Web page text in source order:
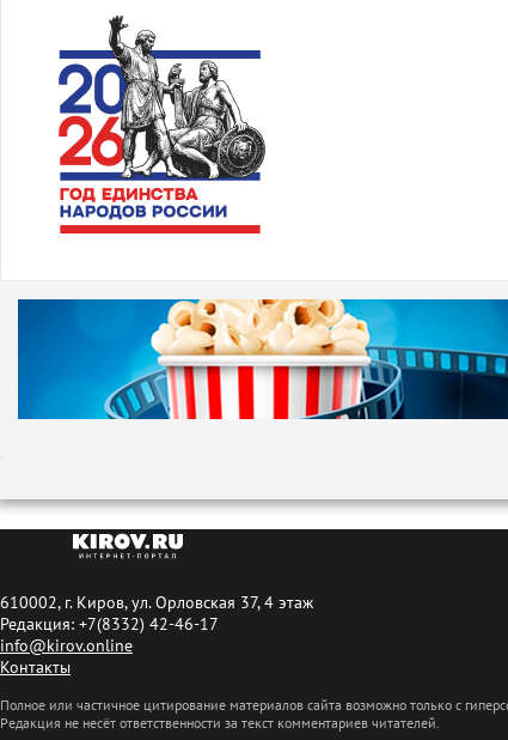
610002, г. Киров, ул. Орловская 37, 4 этаж
Редакция: +7(8332) 42-46-17
info@kirov.online
Контакты
Полное или частичное цитирование материалов сайта возможно только с
Редакция не несёт ответственности за текст комментариев читателей.